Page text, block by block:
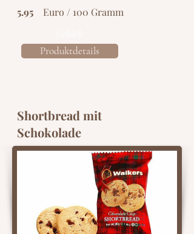
5.95 Euro / 100 Gramm
Produktdetails
Shortbread mit
Schokolade